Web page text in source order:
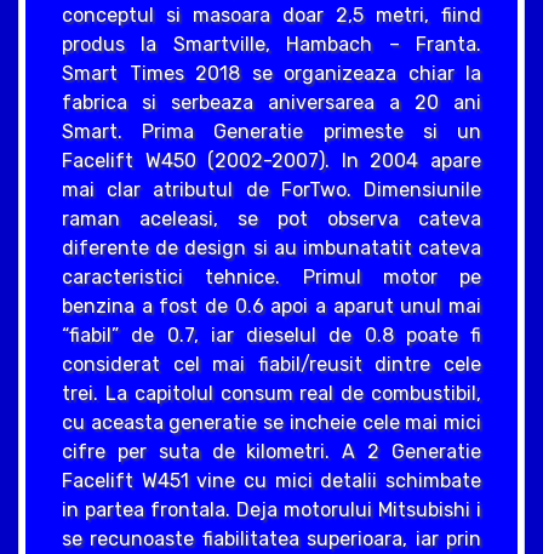
conceptul si masoara doar 2,5 metri, fiind
produs la Smartville, Hambach – Franta.
Smart Times 2018 se organizeaza chiar la
fabrica si serbeaza aniversarea a 20 ani
Smart. Prima Generatie primeste si un
Facelift W450 (2002-2007). In 2004 apare
mai clar atributul de ForTwo. Dimensiunile
raman aceleasi, se pot observa cateva
diferente de design si au imbunatatit cateva
caracteristici tehnice. Primul motor pe
benzina a fost de 0.6 apoi a aparut unul mai
“fiabil” de 0.7, iar dieselul de 0.8 poate fi
considerat cel mai fiabil/reusit dintre cele
trei. La capitolul consum real de combustibil,
cu aceasta generatie se incheie cele mai mici
cifre per suta de kilometri. A 2 Generatie
Facelift W451 vine cu mici detalii schimbate
in partea frontala. Deja motorului Mitsubishi i
se recunoaste fiabilitatea superioara, iar prin